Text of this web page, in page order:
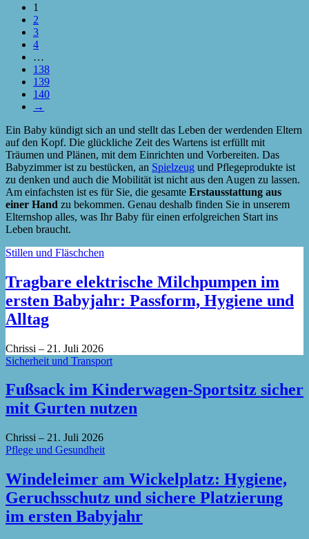
1
2
3
4
…
138
139
140
→
Ein Baby kündigt sich an und stellt das Leben der werdenden Eltern
auf den Kopf. Die glückliche Zeit des Wartens ist erfüllt mit
Träumen und Plänen, mit dem Einrichten und Vorbereiten. Das
Babyzimmer ist zu bestücken, an Spielzeug und Pflegeprodukte ist
zu denken und auch die Mobilität ist nicht aus den Augen zu lassen.
Am einfachsten ist es für Sie, die gesamte Erstausstattung aus
einer Hand zu bekommen. Genau deshalb finden Sie in unserem
Elternshop alles, was Ihr Baby für einen erfolgreichen Start ins
Leben braucht.
Stillen und Fläschchen
Tragbare elektrische Milchpumpen im
ersten Babyjahr: Passform, Hygiene und
Alltag
Chrissi – 21. Juli 2026
Sicherheit und Transport
Fußsack im Kinderwagen-Sportsitz sicher
mit Gurten nutzen
Chrissi – 21. Juli 2026
Pflege und Gesundheit
Windeleimer am Wickelplatz: Hygiene,
Geruchsschutz und sichere Platzierung
im ersten Babyjahr